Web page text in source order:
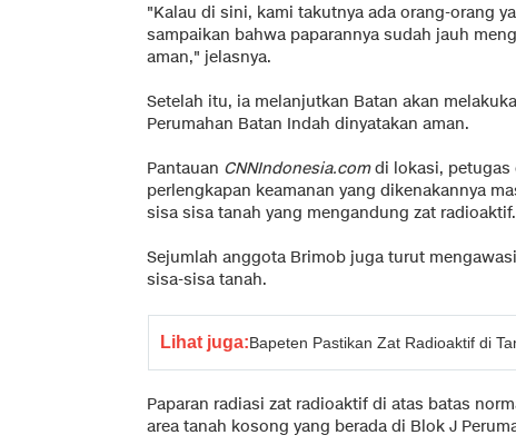
"Kalau di sini, kami takutnya ada orang-orang
sampaikan bahwa paparannya sudah jauh
aman," jelasnya.
Setelah itu, ia melanjutkan Batan akan
Perumahan Batan Indah dinyatakan aman.
Pantauan CNNIndonesia.comdi lokasi, petugas
perlengkapan keamanan yang dikenakannya
sisa sisa tanah yang mengandung zat radioaktif.
Sejumlah anggota Brimob juga turut
sisa-sisa tanah.
Lihat juga:Bapeten Pastikan Zat Radioaktif di
Paparan radiasi zat radioaktif di atas batas
area tanah kosong yang berada di Blok J